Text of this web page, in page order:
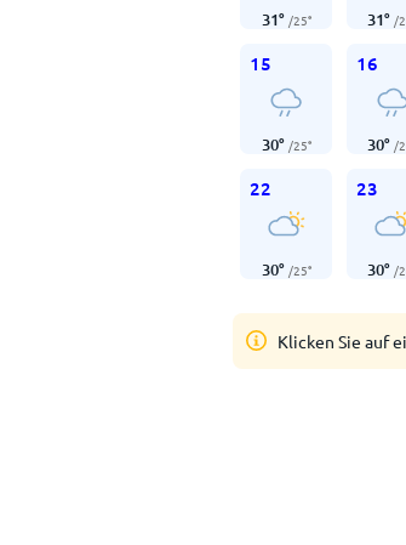
31° /25° 31° /
15
30° /25°
16
30° /
22
30° /25°
23
30° /
Klicken Sie auf